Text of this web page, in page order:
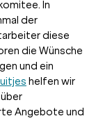
In
der
diese
die Wünsche
und ein
helfen wir
Angebote und